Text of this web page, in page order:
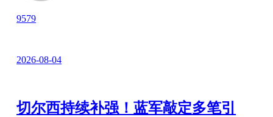
9579
2026-08-04
切尔西持续补强！蓝军敲定多笔引